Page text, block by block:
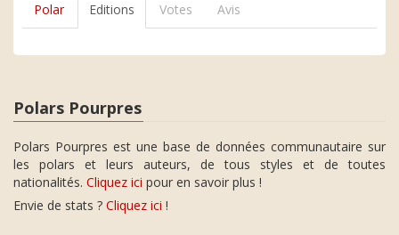
Polar Editions Votes Avis
Polars Pourpres
Polars Pourpres est une base de données communautaire sur
les polars et leurs auteurs, de tous styles et de toutes
nationalités. Cliquez ici pour en savoir plus !
Envie de stats ? Cliquez ici !